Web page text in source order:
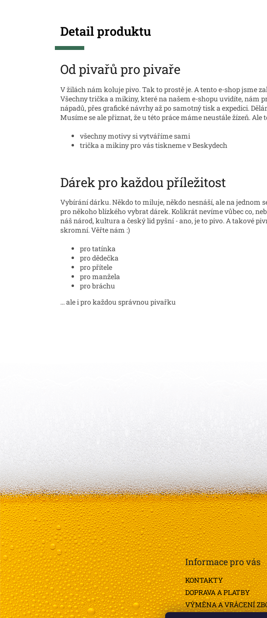
Detail produktu
Od pivařů pro pivaře
V žilách nám koluje pivo. Tak to prostě je. A tento e-shop jsme
Všechny trička a mikiny, které na našem e-shopu uvidíte, nám
nápadů, přes grafické návrhy až po samotný tisk a expedici.
Musíme se ale přiznat, že u této práce máme neustále žízeň. Ale
všechny motivy si vytváříme sami
trička a mikiny pro vás tiskneme v Beskydech
Dárek pro každou příležitost
Vybírání dárku. Někdo to miluje, někdo nesnáší, ale na jednom
pro někoho blízkého vybrat dárek. Kolikrát nevíme vůbec co,
náš národ, kultura a český lid pyšní - ano, je to pivo. A takové
skromní. Věřte nám :)
pro tatínka
pro dědečka
pro přítele
pro manžela
pro bráchu
... ale i pro každou správnou pivařku
Z
á
p
a
t
í
Informace pro vás
KONTAKTY
DOPRAVA A PLATBY
VÝMĚNA A VRÁCENÍ